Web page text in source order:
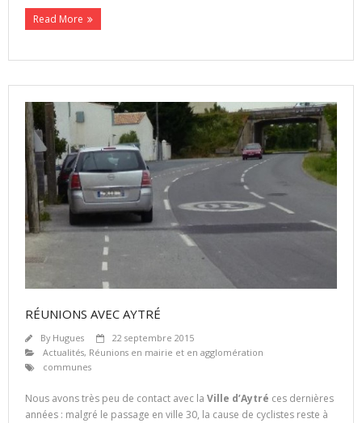
Read More
RÉUNIONS AVEC AYTRÉ
By Hugues
22 septembre 2015
Actualités, Réunions en mairie et en agglomération
communes
Nous avons très peu de contact avec la Ville d’Aytré ces dernières
années : malgré le passage en ville 30, la cause de cyclistes reste à